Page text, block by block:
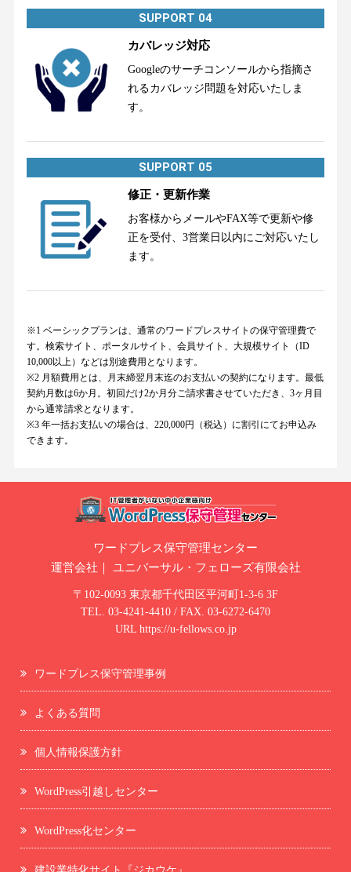
SUPPORT 04
カバレッジ対応
Googleのサーチコンソールから指摘さ
れるカバレッジ問題を対応いたしま
す。
SUPPORT 05
修正・更新作業
お客様からメールやFAX等で更新や修
正を受付、3営業日以内にご対応いたし
ます。
※1 ベーシックプランは、通常のワードプレスサイトの保守管理費で
す。検索サイト、ポータルサイト、会員サイト、大規模サイト（ID
10,000以上）などは別途費用となります。
※2 月額費用とは、月末締翌月末迄のお支払いの契約になります。最低
契約月数は6か月。初回だけ2か月分ご請求書させていただき、3ヶ月目
から通常請求となります。
※3 年一括お支払いの場合は、220,000円（税込）に割引にてお申込み
できます。
ワードプレス保守管理センター
運営会社｜ ユニバーサル・フェローズ有限会社
〒102-0093 東京都千代田区平河町1-3-6 3F
TEL. 03-4241-4410 / FAX. 03-6272-6470
URL https://u-fellows.co.jp
ワードプレス保守管理事例
よくある質問
個人情報保護方針
WordPress引越しセンター
WordPress化センター
建設業特化サイト『ジカウケ』